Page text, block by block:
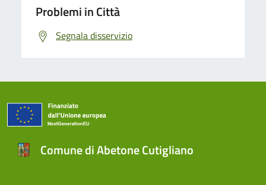
Problemi in Città
Segnala disservizio
Comune di Abetone Cutigliano